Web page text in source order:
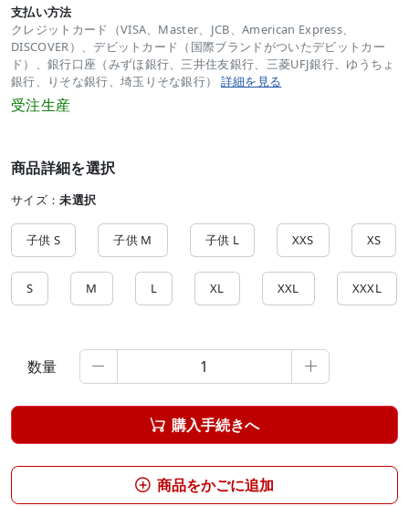
支払い方法
クレジットカード（VISA、Master、JCB、American Express、
DISCOVER）、デビットカード（国際ブランドがついたデビットカー
ド）、銀行口座（みずほ銀行、三井住友銀行、三菱UFJ銀行、ゆうちょ
銀行、りそな銀行、埼玉りそな銀行） 詳細を見る
受注生産
商品詳細を選択
サイズ：未選択
子供 S 子供 M 子供 L XXS XS
S M L XL XXL XXXL
数量  
 購入手続きへ
 商品をかごに追加